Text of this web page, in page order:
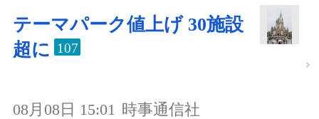
テーマパーク値上げ 30施設
超に 107
08月08日 15:01 時事通信社